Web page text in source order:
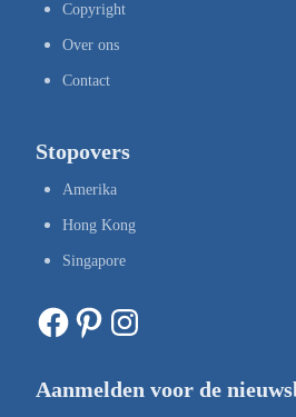
Copyright
Over ons
Contact
Stopovers
Amerika
Hong Kong
Singapore
Facebook Pinterest Instagram
Aanmelden voor de